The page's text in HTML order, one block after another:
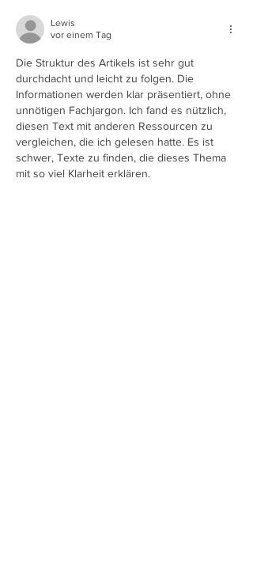
Lewis
vor einem Tag
Die Struktur des Artikels ist sehr gut
durchdacht und leicht zu folgen. Die
Informationen werden klar präsentiert, ohne
unnötigen Fachjargon. Ich fand es nützlich,
diesen Text mit anderen Ressourcen zu
vergleichen, die ich gelesen hatte. Es ist
schwer, Texte zu finden, die dieses Thema
mit so viel Klarheit erklären.